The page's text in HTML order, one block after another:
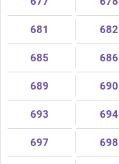
681 682
685 686
689 690
693 694
697 698